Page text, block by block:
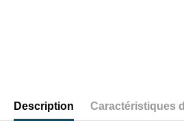
Description Caractéristiques